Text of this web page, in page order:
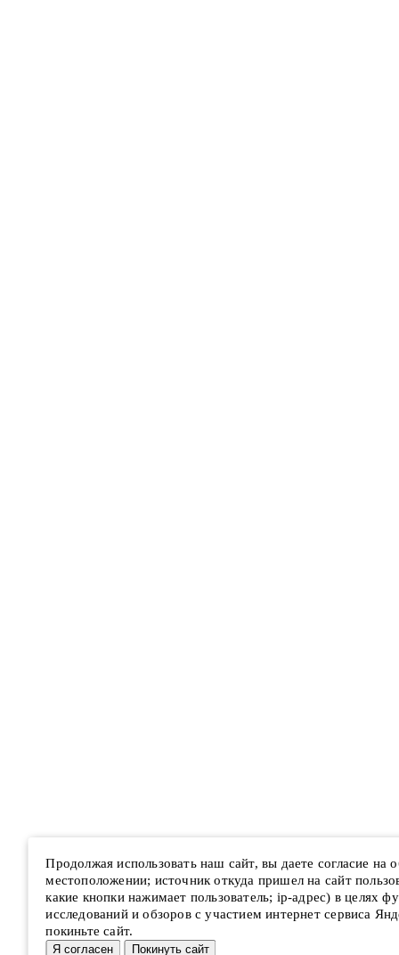
Продолжая использовать наш сайт, вы даете согласие на
местоположении; источник откуда пришел на сайт
какие кнопки нажимает пользователь; ip-адрес) в целях
исследований и обзоров с участием интернет сервиса
покиньте сайт.
Я согласен Покинуть сайт